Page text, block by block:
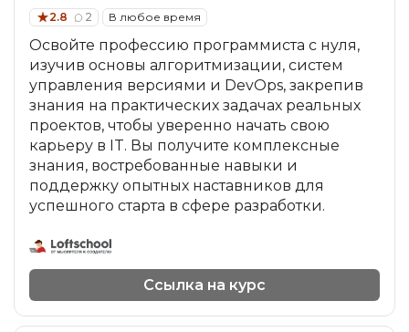
2.8 2 В любое время
Освойте профессию программиста с нуля,
изучив основы алгоритмизации, систем
управления версиями и DevOps, закрепив
знания на практических задачах реальных
проектов, чтобы уверенно начать свою
карьеру в IT. Вы получите комплексные
знания, востребованные навыки и
поддержку опытных наставников для
успешного старта в сфере разработки.
Ссылка на курс